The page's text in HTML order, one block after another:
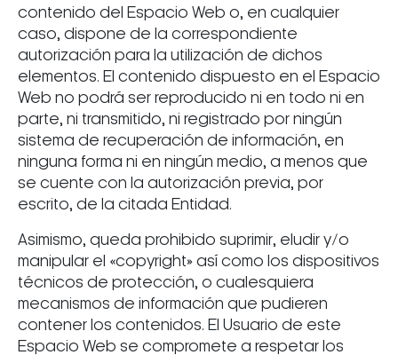
contenido del Espacio Web o, en cualquier
caso, dispone de la correspondiente
autorización para la utilización de dichos
elementos. El contenido dispuesto en el Espacio
Web no podrá ser reproducido ni en todo ni en
parte, ni transmitido, ni registrado por ningún
sistema de recuperación de información, en
ninguna forma ni en ningún medio, a menos que
se cuente con la autorización previa, por
escrito, de la citada Entidad.
Asimismo, queda prohibido suprimir, eludir y/o
manipular el «copyright» así como los dispositivos
técnicos de protección, o cualesquiera
mecanismos de información que pudieren
contener los contenidos. El Usuario de este
Espacio Web se compromete a respetar los